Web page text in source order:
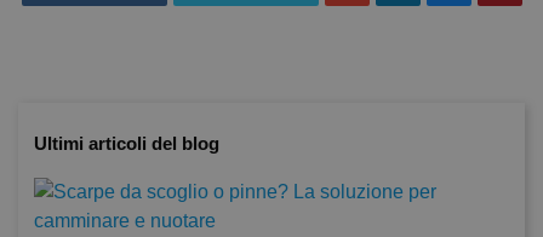
Ultimi articoli del blog